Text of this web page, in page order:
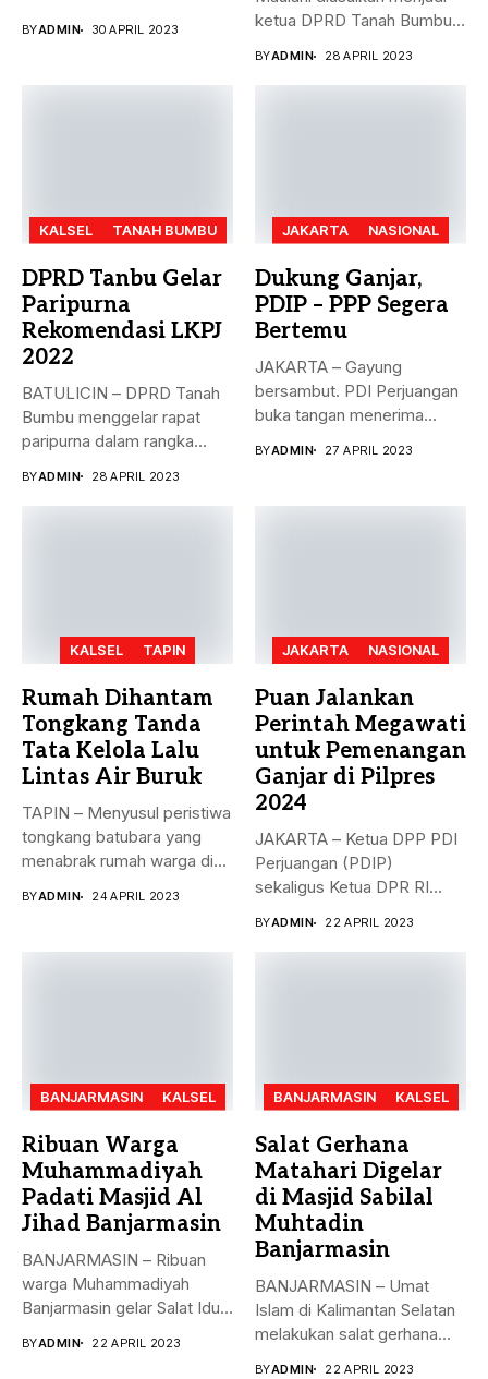
BYADMIN 30 APRIL 2023
ketua DPRD Tanah Bumbu,
BYADMIN 28 APRIL 2023
KALSEL TANAH BUMBU
DPRD Tanbu Gelar
Paripurna
Rekomendasi LKPJ
2022
BATULICIN – DPRD Tanah
Bumbu menggelar rapat
paripurna dalam rangka
BYADMIN 28 APRIL 2023
JAKARTA NASIONAL
Dukung Ganjar,
PDIP – PPP Segera
Bertemu
JAKARTA – Gayung
bersambut. PDI Perjuangan
buka tangan menerima
BYADMIN 27 APRIL 2023
KALSEL TAPIN
Rumah Dihantam
Tongkang Tanda
Tata Kelola Lalu
Lintas Air Buruk
TAPIN – Menyusul peristiwa
tongkang batubara yang
menabrak rumah warga di
BYADMIN 24 APRIL 2023
JAKARTA NASIONAL
Puan Jalankan
Perintah Megawati
untuk Pemenangan
Ganjar di Pilpres
2024
JAKARTA – Ketua DPP PDI
Perjuangan (PDIP)
sekaligus Ketua DPR RI
BYADMIN 22 APRIL 2023
BANJARMASIN KALSEL
Ribuan Warga
Muhammadiyah
Padati Masjid Al
Jihad Banjarmasin
BANJARMASIN – Ribuan
warga Muhammadiyah
Banjarmasin gelar Salat Idul
BYADMIN 22 APRIL 2023
BANJARMASIN KALSEL
Salat Gerhana
Matahari Digelar
di Masjid Sabilal
Muhtadin
Banjarmasin
BANJARMASIN – Umat
Islam di Kalimantan Selatan
melakukan salat gerhana
BYADMIN 22 APRIL 2023